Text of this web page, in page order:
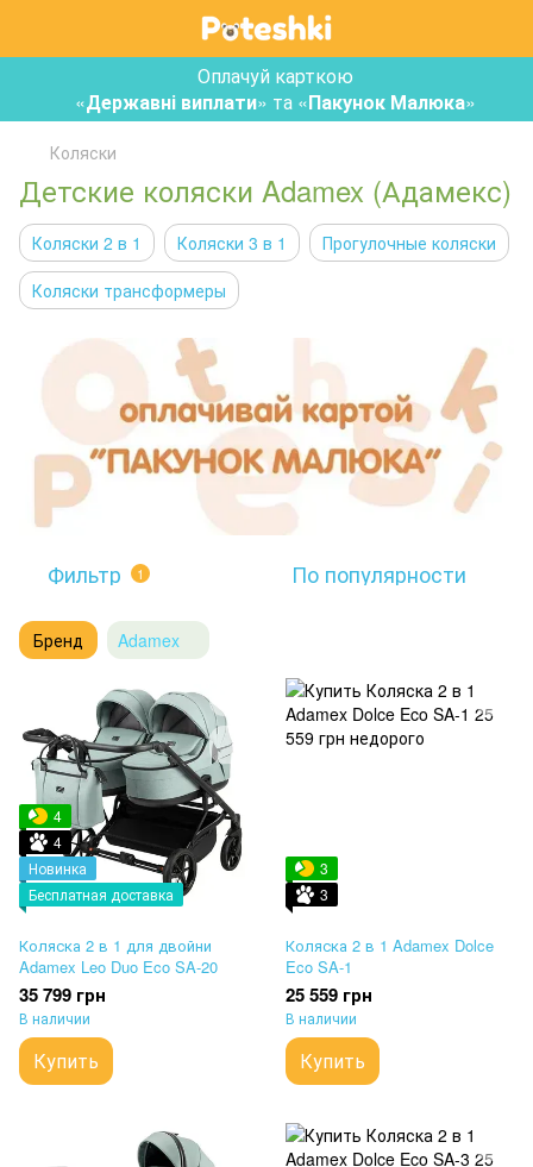
Оплачуй карткою
«Державні виплати» та «Пакунок Малюка»
Коляски
Детские коляски Adamex (Адамекс)
Коляски 2 в 1 Коляски 3 в 1
Прогулочные коляски
Коляски трансформеры
Фильтр 1 По популярности
Бренд Adamex
4
4
Новинка
Бесплатная доставка
Коляска 2 в 1 для двойни
Adamex Leo Duo Eco SA-20
35 799 грн
В наличии
Купить
3
3
Коляска 2 в 1 Adamex Dolce
Eco SA-1
25 559 грн
В наличии
Купить